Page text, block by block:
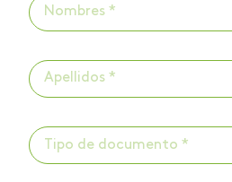
Tipo de documento *